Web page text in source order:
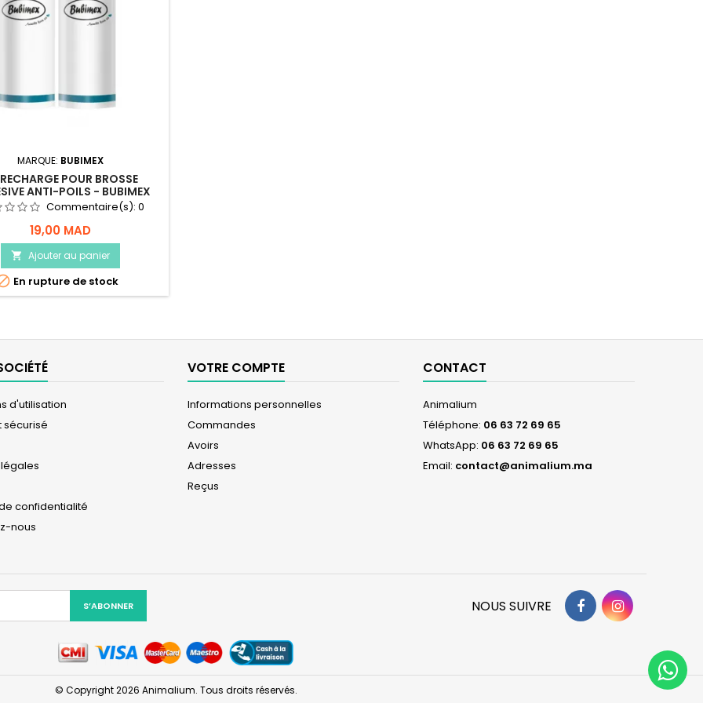
MARQUE: BUBIMEX
POUR BROSSE
ANTI-POILS - BUBIMEX
Commentaire(s): 0
19,00 MAD
 Ajouter au panier
En rupture de stock
d'utilisation
sécurisé
confidentialité
nous
VOTRE COMPTE
Informations personnelles
Commandes
Avoirs
Adresses
Reçus
CONTACT
Animalium
Téléphone: 06 63 72 69 65
WhatsApp: 06 63 72 69 65
Email: contact@animalium.ma
FacebookInstagram
NOUS SUIVRE
© Copyright 2026 Animalium. Tous droits réservés.